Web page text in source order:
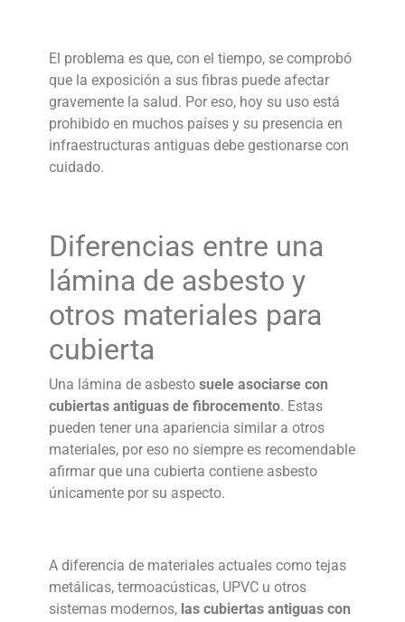
El problema es que, con el tiempo, se comprobó
que la exposición a sus fibras puede afectar
gravemente la salud. Por eso, hoy su uso está
prohibido en muchos países y su presencia en
infraestructuras antiguas debe gestionarse con
cuidado.
Diferencias entre una
lámina de asbesto y
otros materiales para
cubierta
Una lámina de asbesto suele asociarse con
cubiertas antiguas de fibrocemento. Estas
pueden tener una apariencia similar a otros
materiales, por eso no siempre es recomendable
afirmar que una cubierta contiene asbesto
únicamente por su aspecto.
A diferencia de materiales actuales como tejas
metálicas, termoacústicas, UPVC u otros
sistemas modernos, las cubiertas antiguas con